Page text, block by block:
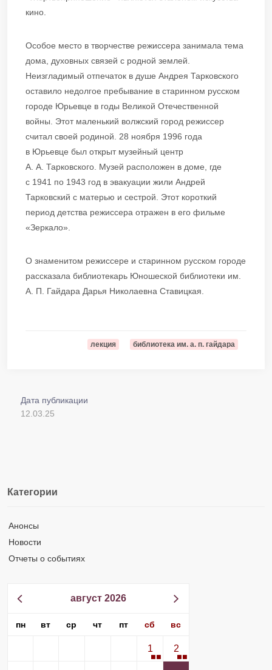
кино.
Особое место в творчестве режиссера занимала тема
дома, духовных связей с родной землей.
Неизгладимый отпечаток в душе Андрея Тарковского
оставило недолгое пребывание в старинном русском
городе Юрьевце в годы Великой Отечественной
войны. Этот маленький волжский город режиссер
считал своей родиной. 28 ноября 1996 года
в Юрьевце был открыт музейный центр
А. А. Тарковского. Музей расположен в доме, где
с 1941 по 1943 год в эвакуации жили Андрей
Тарковский с матерью и сестрой. Этот короткий
период детства режиссера отражен в его фильме
«Зеркало».
О знаменитом режиссере и старинном русском городе
рассказала библиотекарь Юношеской библиотеки им.
А. П. Гайдара Дарья Николаевна Ставицкая.
лекция библиотека им. а. п. гайдара
Дата публикации
12.03.25
Категории
Анонсы
Новости
Отчеты о событиях
август 2026
пн вт ср чт пт сб вс
1 2